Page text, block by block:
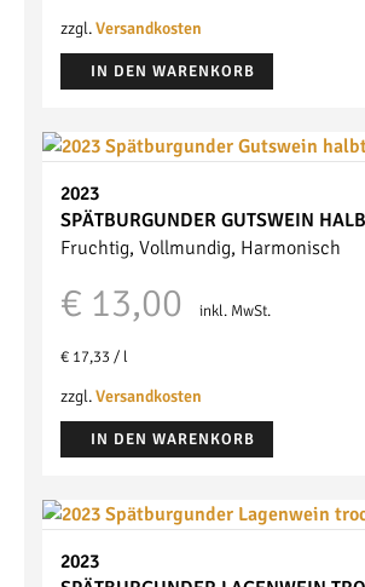
war:
€ 153,00
zzgl.Versandkosten
IN DEN WARENKORB
2023
SPÄTBURGUNDER GUTSWEIN
Fruchtig, Vollmundig, Harmonisch
€ 13,00 inkl. MwSt.
€ 17,33 / l
zzgl.Versandkosten
IN DEN WARENKORB
2023